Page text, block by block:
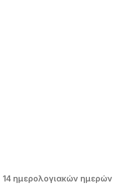
14 ημερολογιακών ημερών